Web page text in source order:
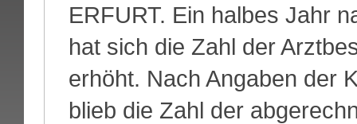
ERFURT. Ein halbes Jahr
hat sich die Zahl der
erhöht. Nach Angaben der
blieb die Zahl der